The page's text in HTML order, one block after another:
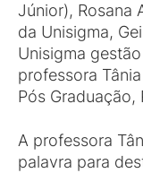
Júnior), Rosana
da Unisigma,
Unisigma
professora
Pós Graduação,
A professora
palavra para